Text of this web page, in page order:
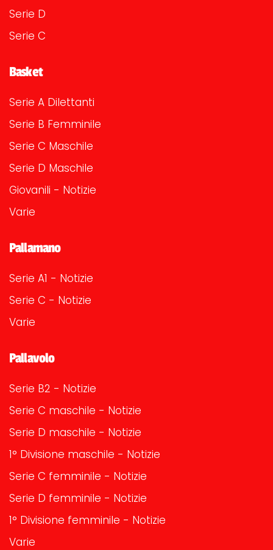
Serie D
Serie C
Basket
Serie A Dilettanti
Serie B Femminile
Serie C Maschile
Serie D Maschile
Giovanili - Notizie
Varie
Pallamano
Serie A1 - Notizie
Serie C - Notizie
Varie
Pallavolo
Serie B2 - Notizie
Serie C maschile - Notizie
Serie D maschile - Notizie
1° Divisione maschile - Notizie
Serie C femminile - Notizie
Serie D femminile - Notizie
1° Divisione femminile - Notizie
Varie